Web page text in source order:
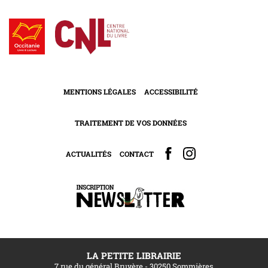
MENTIONS LÉGALES ACCESSIBILITÉ
TRAITEMENT DE VOS DONNÉES
ACTUALITÉS CONTACT
LA PETITE LIBRAIRIE